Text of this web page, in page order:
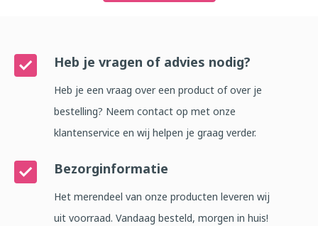
Heb je vragen of advies nodig?
Heb je een vraag over een product of over je
bestelling? Neem contact op met onze
klantenservice en wij helpen je graag verder.
Bezorginformatie
Het merendeel van onze producten leveren wij
uit voorraad. Vandaag besteld, morgen in huis!